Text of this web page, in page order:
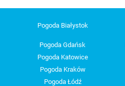
Pogoda Białystok
Pogoda Gdańsk
Pogoda Katowice
Pogoda Kraków
Pogoda Łódź